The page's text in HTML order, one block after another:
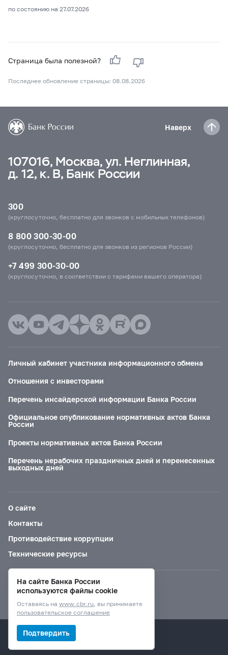
по состоянию на 27.07.2026
Страница была полезной?
Последнее обновление страницы: 08.08.2026
Наверх
107016, Москва, ул. Неглинная,
д. 12, к. В, Банк России
300
(круглосуточно, бесплатно для звонков с мобильных телефонов)
8 800 300-30-00
(круглосуточно, бесплатно для звонков из регионов России)
+7 499 300-30-00
(круглосуточно, в соответствии с тарифами вашего оператора)
Личный кабинет участника информационного обмена
Отношения с инвесторами
Перечень инсайдерской информации Банка России
Официальное опубликование нормативных актов Банка
России
Проекты нормативных актов Банка России
Перечень нерабочих праздничных дней и перенесенных
выходных дней
О сайте
Контакты
Противодействие коррупции
Технические ресурсы
Версия для слабовидящих
© Банк России, 2000–2026.
На сайте Банка России
используются файлы cookie
Оставаясь на www.cbr.ru, вы принимаете
пользовательское соглашение
Подтвердить